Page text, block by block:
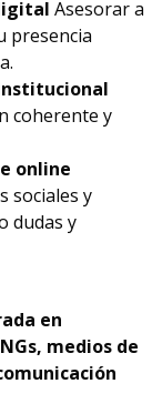
Asesorar a
presencia
coherente y
online
sociales y
dudas y
en
medios de